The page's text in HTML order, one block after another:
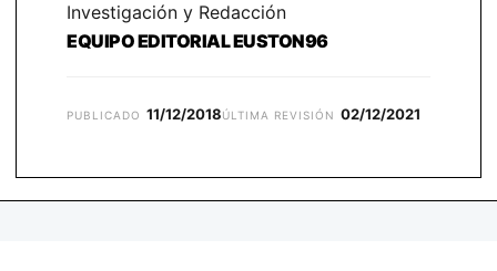
Investigación y Redacción
EQUIPO EDITORIAL EUSTON96
PUBLICADO 11/12/2018ÚLTIMA REVISIÓN 02/12/2021